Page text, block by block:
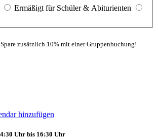
Ermäßigt für Schüler & Abiturienten
Spare zusätzlich 10% mit einer Gruppenbuchung!
hinzufügen
Uhr bis 16:30 Uhr